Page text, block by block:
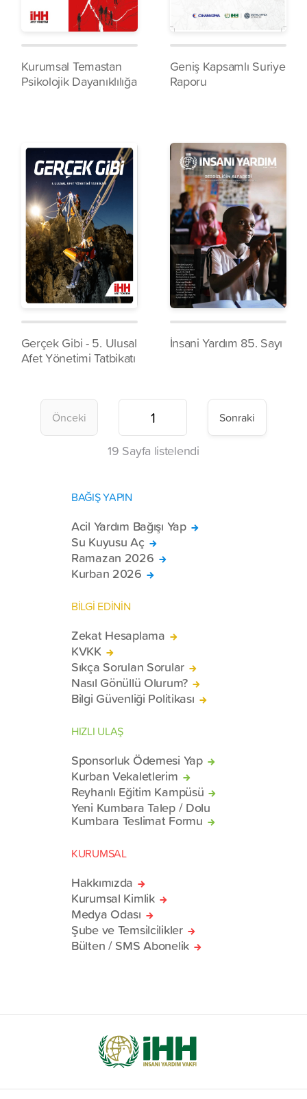
Kurumsal Temastan
Psikolojik Dayanıklılığa
Geniş Kapsamlı Suriye
Raporu
Gerçek Gibi - 5. Ulusal
Afet Yönetimi Tatbikatı
İnsani Yardım 85. Sayı
Önceki Sonraki
19 Sayfa listelendi
BAĞIŞ YAPIN
Acil Yardım Bağışı Yap
Su Kuyusu Aç
Ramazan 2026
Kurban 2026
BİLGİ EDİNİN
Zekat Hesaplama
KVKK
Sıkça Sorulan Sorular
Nasıl Gönüllü Olurum?
Bilgi Güvenliği Politikası
HIZLI ULAŞ
Sponsorluk Ödemesi Yap
Kurban Vekaletlerim
Reyhanlı Eğitim Kampüsü
Yeni Kumbara Talep / Dolu
Kumbara Teslimat Formu
KURUMSAL
Hakkımızda
Kurumsal Kimlik
Medya Odası
Şube ve Temsilcilikler
Bülten / SMS Abonelik